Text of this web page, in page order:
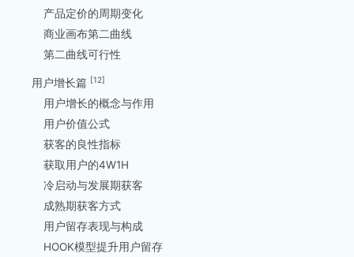
产品定价的周期变化
商业画布第二曲线
第二曲线可行性
用户增长篇 [12]
用户增长的概念与作用
用户价值公式
获客的良性指标
获取用户的4W1H
冷启动与发展期获客
成熟期获客方式
用户留存表现与构成
HOOK模型提升用户留存